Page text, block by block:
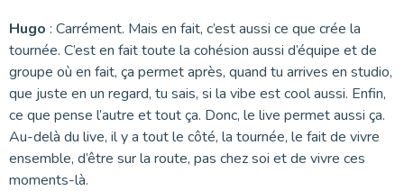
Hugo : Carrément. Mais en fait, c’est aussi ce que crée la
tournée. C’est en fait toute la cohésion aussi d’équipe et de
groupe où en fait, ça permet après, quand tu arrives en studio,
que juste en un regard, tu sais, si la vibe est cool aussi. Enfin,
ce que pense l’autre et tout ça. Donc, le live permet aussi ça.
Au-delà du live, il y a tout le côté, la tournée, le fait de vivre
ensemble, d’être sur la route, pas chez soi et de vivre ces
moments-là.